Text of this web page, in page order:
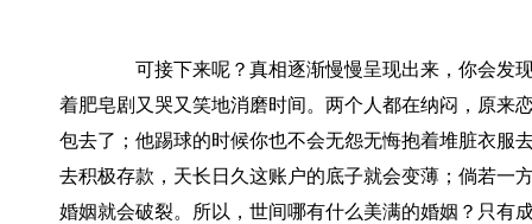
可接下来呢？真相逐渐慢慢呈现出来，你会发现
着肥皂剧又哭又笑地消磨时间。两个人都在纳闷，原来
包去了；他踢球的时候你也不会无怨无悔抱着堆脏衣服
去积极存款，天长日久这账户的底子就会变薄；倘若一
婚姻就会破裂。所以，世间哪有什么美满的婚姻？只有